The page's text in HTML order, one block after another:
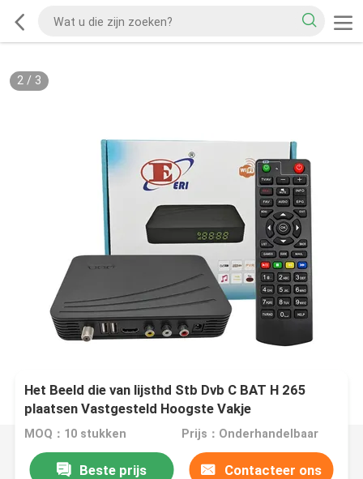
2/ 3
Het Beeld die van lijsthd Stb Dvb C BAT H 265
plaatsen Vastgesteld Hoogste Vakje
MOQ：10 stukken Prijs：Onderhandelbaar
Beste prijs Contacteer ons